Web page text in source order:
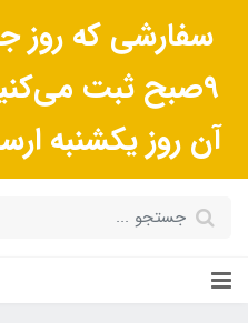
سفارشی که روز
9صبح ثبت
آن روز یکشنبه